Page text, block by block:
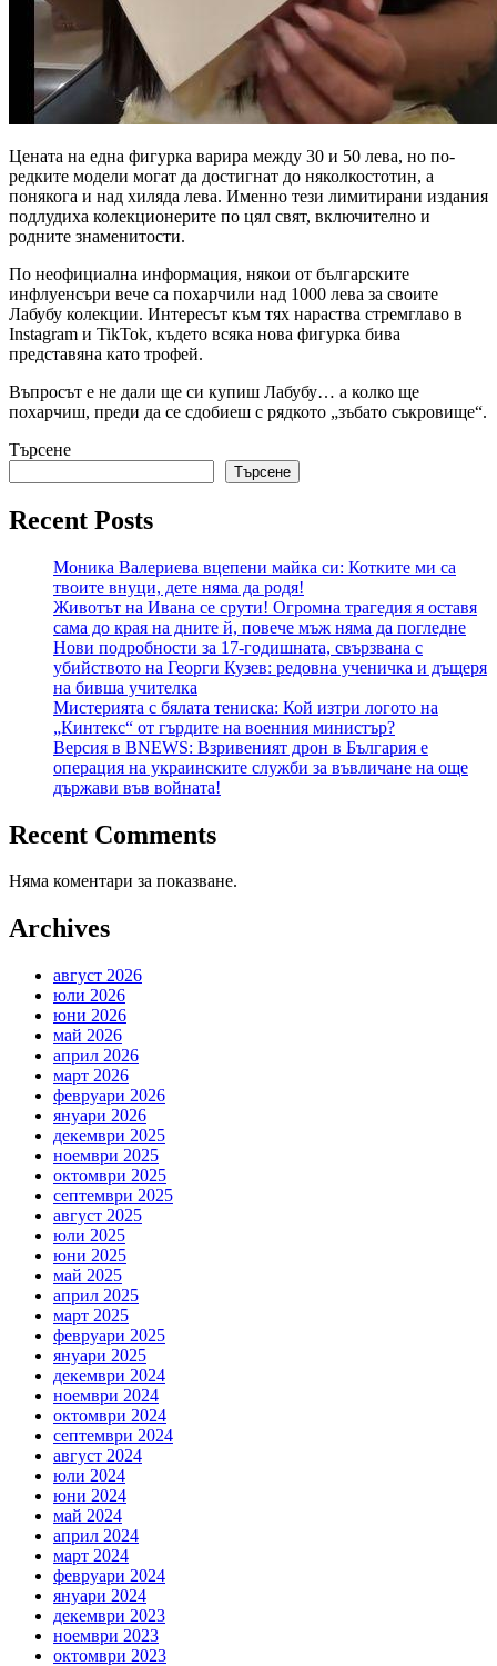
Цената на една фигурка варира между 30 и 50 лева, но по-
редките модели могат да достигнат до няколкостотин, а
понякога и над хиляда лева. Именно тези лимитирани издания
подлудиха колекционерите по цял свят, включително и
родните знаменитости.
По неофициална информация, някои от българските
инфлуенсъри вече са похарчили над 1000 лева за своите
Лабубу колекции. Интересът към тях нараства стремглаво в
Instagram и TikTok, където всяка нова фигурка бива
представяна като трофей.
Въпросът е не дали ще си купиш Лабубу… а колко ще
похарчиш, преди да се сдобиеш с рядкото „зъбато съкровище“.
Търсене
Търсене
Recent Posts
Моника Валериева вцепени майка си: Котките ми са
твоите внуци, дете няма да родя!
Животът на Ивана се срути! Огромна трагедия я оставя
сама до края на дните й, повече мъж няма да погледне
Нови подробности за 17-годишната, свързвана с
убийството на Георги Кузев: редовна ученичка и дъщеря
на бивша учителка
Мистерията с бялата тениска: Кой изтри логото на
„Кинтекс“ от гърдите на военния министър?
Версия в BNEWS: Взривеният дрон в България е
операция на украинските служби за въвличане на още
държави във войната!
Recent Comments
Няма коментари за показване.
Archives
август 2026
юли 2026
юни 2026
май 2026
април 2026
март 2026
февруари 2026
януари 2026
декември 2025
ноември 2025
октомври 2025
септември 2025
август 2025
юли 2025
юни 2025
май 2025
април 2025
март 2025
февруари 2025
януари 2025
декември 2024
ноември 2024
октомври 2024
септември 2024
август 2024
юли 2024
юни 2024
май 2024
април 2024
март 2024
февруари 2024
януари 2024
декември 2023
ноември 2023
октомври 2023